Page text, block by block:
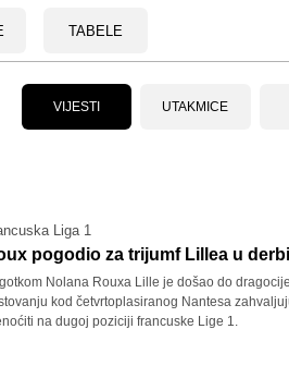
TABELE
VIJESTI UTAKMICE
Liga 1
pogodio za trijumf Lillea u
Nolana Rouxa Lille je došao do
kod četvrtoplasiranog Nantesa
na dugoj poziciji francuske Lige 1.